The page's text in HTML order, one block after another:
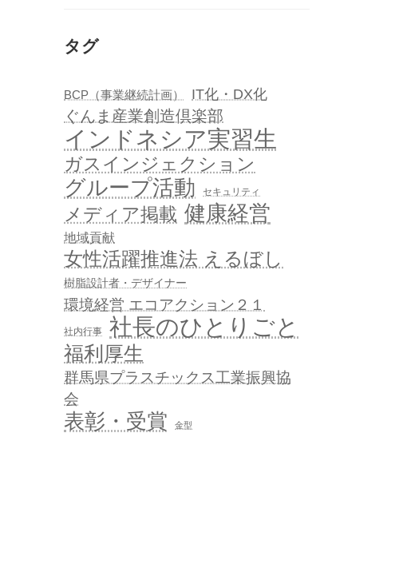
タグ
BCP（事業継続計画） IT化・DX化
ぐんま産業創造倶楽部
インドネシア実習生
ガスインジェクション
グループ活動 セキュリティ
メディア掲載 健康経営
地域貢献
女性活躍推進法 えるぼし
樹脂設計者・デザイナー
環境経営 エコアクション２１
社内行事 社長のひとりごと
福利厚生
群馬県プラスチックス工業振興協
会
表彰・受賞 金型